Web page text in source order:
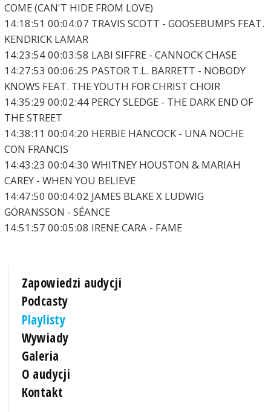
COME (CAN'T HIDE FROM LOVE)
14:18:51 00:04:07 TRAVIS SCOTT - GOOSEBUMPS FEAT.
KENDRICK LAMAR
14:23:54 00:03:58 LABI SIFFRE - CANNOCK CHASE
14:27:53 00:06:25 PASTOR T.L. BARRETT - NOBODY
KNOWS FEAT. THE YOUTH FOR CHRIST CHOIR
14:35:29 00:02:44 PERCY SLEDGE - THE DARK END OF
THE STREET
14:38:11 00:04:20 HERBIE HANCOCK - UNA NOCHE
CON FRANCIS
14:43:23 00:04:30 WHITNEY HOUSTON & MARIAH
CAREY - WHEN YOU BELIEVE
14:47:50 00:04:02 JAMES BLAKE X LUDWIG
GÖRANSSON - SÉANCE
14:51:57 00:05:08 IRENE CARA - FAME
Zapowiedzi audycji
Podcasty
Playlisty
Wywiady
Galeria
O audycji
Kontakt